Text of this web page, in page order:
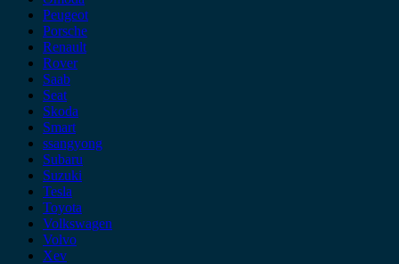
Peugeot
Porsche
Renault
Rover
Saab
Seat
Skoda
Smart
ssangyong
Subaru
Suzuki
Tesla
Toyota
Volkswagen
Volvo
Xev